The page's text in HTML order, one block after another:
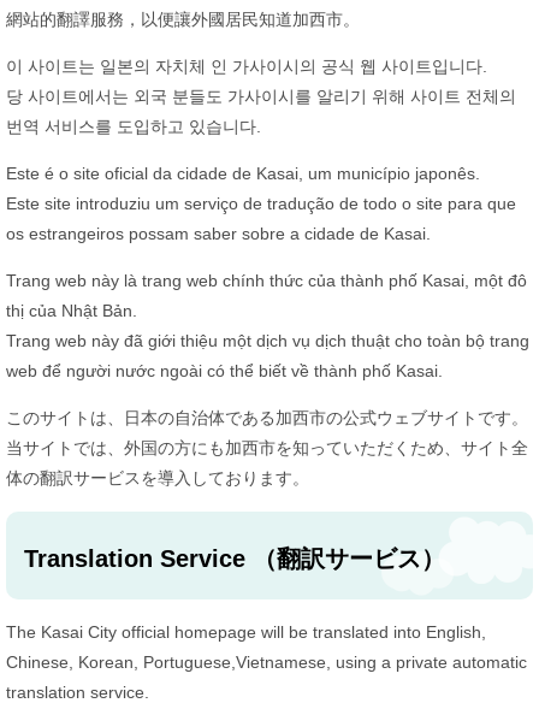
網站的翻譯服務，以便讓外國居民知道加西市。
이 사이트는 일본의 자치체 인 가사이시의 공식 웹 사이트입니다.
당 사이트에서는 외국 분들도 가사이시를 알리기 위해 사이트 전체의
번역 서비스를 도입하고 있습니다.
Este é o site oficial da cidade de Kasai, um município japonês.
Este site introduziu um serviço de tradução de todo o site para que
os estrangeiros possam saber sobre a cidade de Kasai.
Trang web này là trang web chính thức của thành phố Kasai, một đô
thị của Nhật Bản.
Trang web này đã giới thiệu một dịch vụ dịch thuật cho toàn bộ trang
web để người nước ngoài có thể biết về thành phố Kasai.
このサイトは、日本の自治体である加西市の公式ウェブサイトです。
当サイトでは、外国の方にも加西市を知っていただくため、サイト全
体の翻訳サービスを導入しております。
Translation Service （翻訳サービス）
The Kasai City official homepage will be translated into English,
Chinese, Korean, Portuguese,Vietnamese, using a private automatic
translation service.